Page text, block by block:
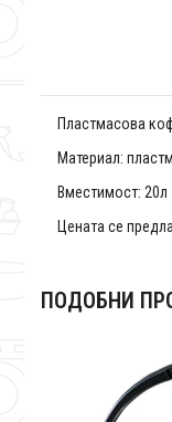
Пластмасова
Материал:
Вместимост: 20л
Цената се
ПОДОБНИ